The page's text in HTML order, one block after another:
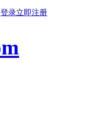
登录立即注册